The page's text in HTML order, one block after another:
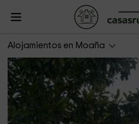
Alojamientos en Moaña